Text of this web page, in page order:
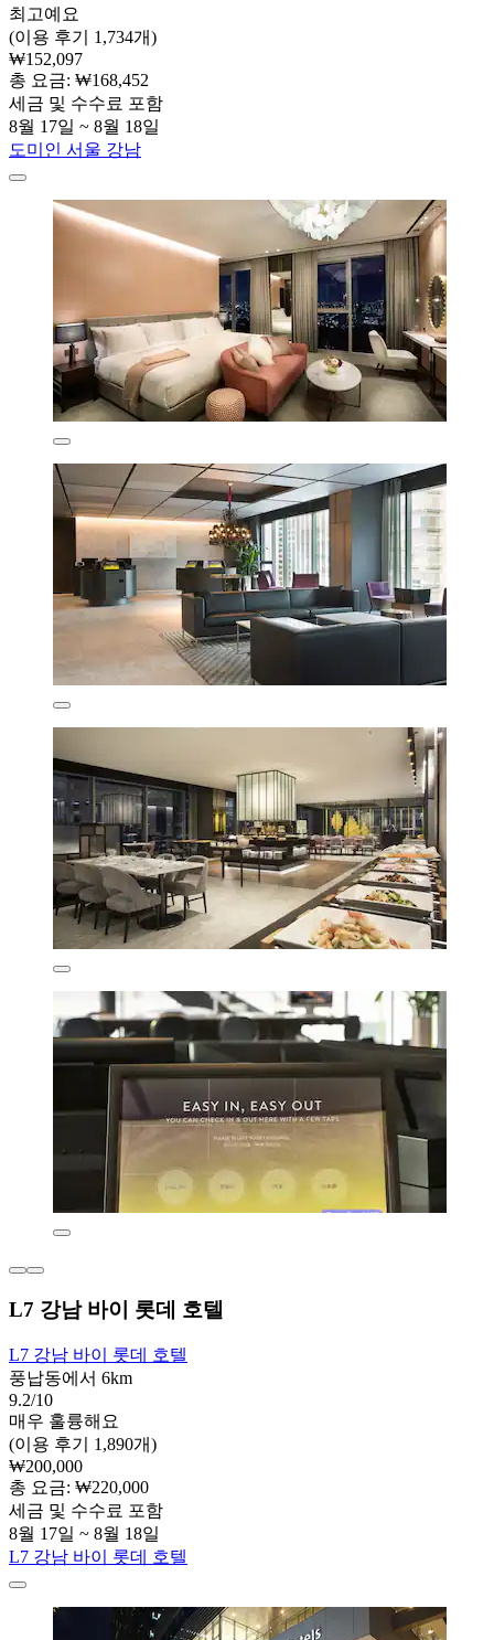
최고예요
(이용 후기 1,734개)
₩152,097
총 요금: ₩168,452
세금 및 수수료 포함
8월 17일 ~ 8월 18일
도미인 서울 강남
L7 강남 바이 롯데 호텔
L7 강남 바이 롯데 호텔
풍납동에서 6km
9.2/10
매우 훌륭해요
(이용 후기 1,890개)
₩200,000
총 요금: ₩220,000
세금 및 수수료 포함
8월 17일 ~ 8월 18일
L7 강남 바이 롯데 호텔